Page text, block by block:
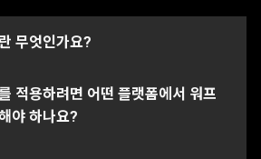
무엇인가요?
될 수도 있으며, 이 경우 본래 코드가
동됩니다.
적용하려면 어떤 플랫폼에서 워프
야 하나요?
다. 여러분이 선택한 플랫폼에 연결된
인되어 있는지 꼭 확인해주세요.